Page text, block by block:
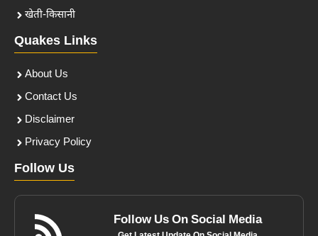
खेती-किसानी
Quakes Links
About Us
Contact Us
Disclaimer
Privacy Policy
Follow Us
Follow Us On Social Media